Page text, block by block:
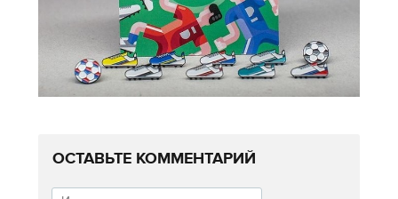
ОСТАВЬТЕ КОММЕНТАРИЙ